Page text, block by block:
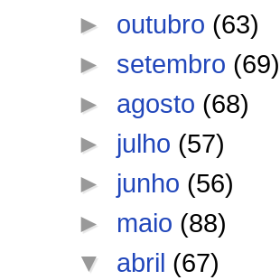
► outubro (63)
► setembro (69)
► agosto (68)
► julho (57)
► junho (56)
► maio (88)
▼ abril (67)